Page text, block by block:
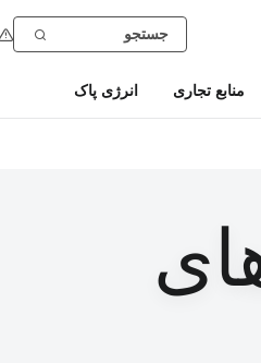
منابع تجاری انرژی پاک